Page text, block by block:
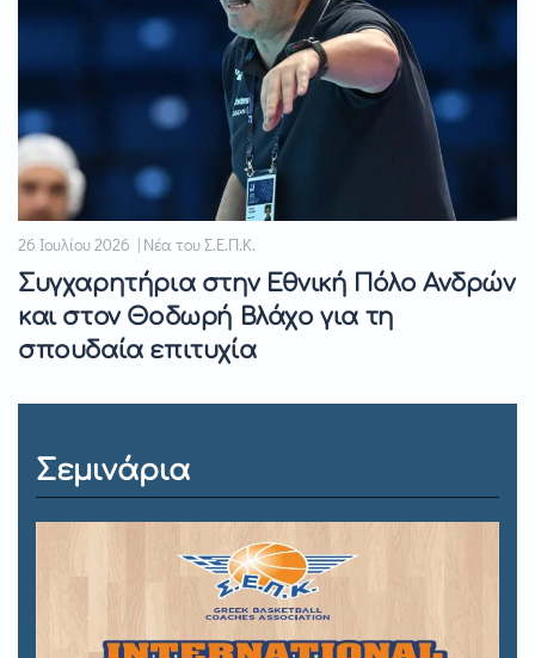
26 Ιουλίου 2026 | Νέα του Σ.Ε.Π.Κ.
Συγχαρητήρια στην Εθνική Πόλο Ανδρών
και στον Θοδωρή Βλάχο για τη
σπουδαία επιτυχία
Σεμινάρια